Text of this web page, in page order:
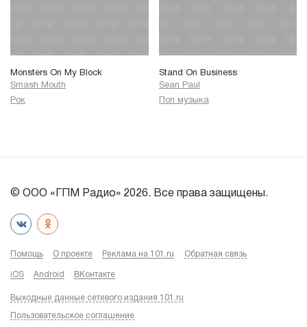
Monsters On My Block
Smash Mouth
Рок
Stand On Business
Sean Paul
Поп музыка
© ООО «ГПМ Радио» 2026. Все права защищены.
Помощь О проекте Реклама на 101.ru Обратная связь
iOS Android ВКонтакте
Выходные данные сетевого издания 101.ru
Пользовательское соглашение